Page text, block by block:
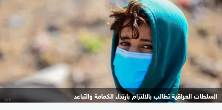
السلطات العراقية تطالب بالالتزام بارتداء الكمامة والتباعد